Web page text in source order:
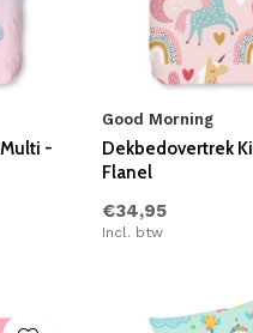
-
Good Morning
Dekbedovertrek
Flanel
€34,95
Incl. btw